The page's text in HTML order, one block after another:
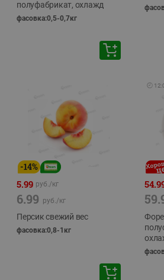
полуфабрикат, охлажд
фасовка:0,5-0,7кг
-14%
5.99 руб./кг
6.99 руб./кг
Персик свежий вес
фасовка:0,8-1кг
🕘